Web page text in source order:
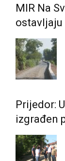
MIR Na
ostavljaju
Prijedor:
izgrađen